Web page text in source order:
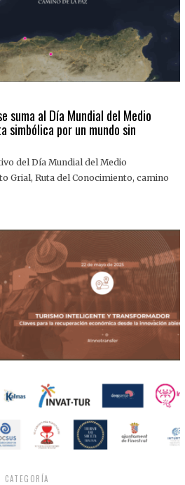
suma al Día Mundial del Medio
simbólica por un mundo sin
del Día Mundial del Medio
Grial, Ruta del Conocimiento, camino
CATEGORÍA